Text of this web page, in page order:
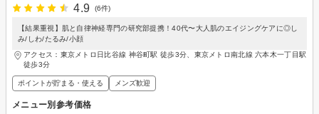
4.9
(6件)
【結果重視】肌と自律神経専門の研究部提携！40代〜大人肌のエイジングケアに◎し
み/しわ/たるみ/小顔
アクセス：東京メトロ日比谷線 神谷町駅 徒歩3分、東京メトロ南北線 六本木一丁目駅
徒歩3分
ポイントが貯まる・使える メンズ歓迎
メニュー別参考価格